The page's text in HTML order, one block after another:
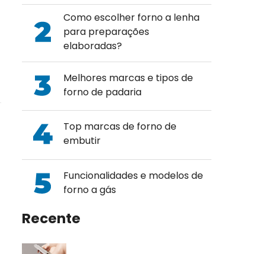
Como escolher forno a lenha
para preparações
elaboradas?
Melhores marcas e tipos de
forno de padaria
Top marcas de forno de
embutir
Funcionalidades e modelos de
forno a gás
Recente